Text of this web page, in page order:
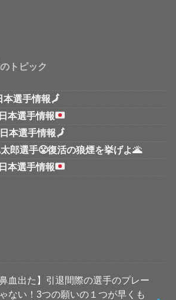
トピック
本選手情報🗾
日本選手情報
日本選手情報🗾
郎選手😤復活の狼煙を挙げよ🌋
日本選手情報
鼻血出た】引退間際の選手のプレー
ない！3つの願いの１つが早くも